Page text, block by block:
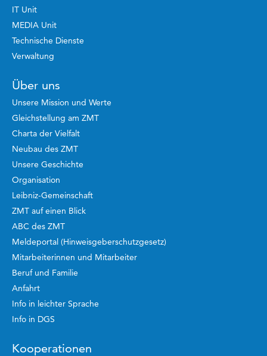
IT Unit
MEDIA Unit
Technische Dienste
Verwaltung
Über uns
Unsere Mission und Werte
Gleichstellung am ZMT
Charta der Vielfalt
Neubau des ZMT
Unsere Geschichte
Organisation
Leibniz-Gemeinschaft
ZMT auf einen Blick
ABC des ZMT
Meldeportal (Hinweisgeberschutzgesetz)
Mitarbeiterinnen und Mitarbeiter
Beruf und Familie
Anfahrt
Info in leichter Sprache
Info in DGS
Kooperationen